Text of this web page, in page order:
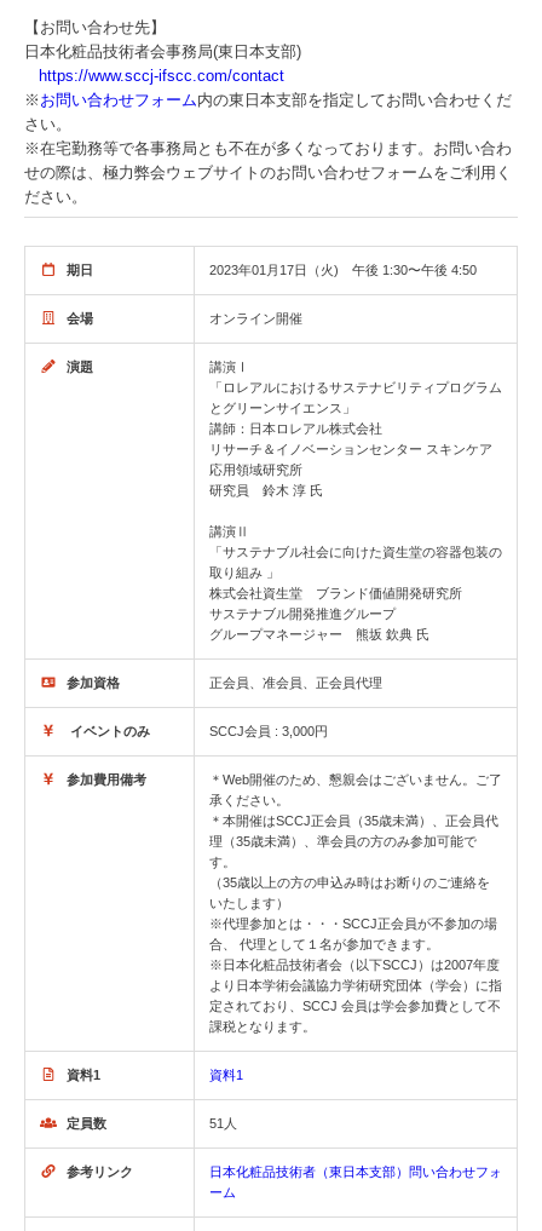
【お問い合わせ先】
日本化粧品技術者会事務局(東日本支部)
https://www.sccj-ifscc.com/contact
※ お問い合わせフォーム内の東日本支部を指定してお問い合わせくだ
さい。
※在宅勤務等で各事務局とも不在が多くなっております。お問い合わ
せの際は、極力弊会ウェブサイトのお問い合わせフォームをご利用く
ださい。
期日 2023年01月17日（火) 午後 1:30〜午後 4:50
会場 オンライン開催
演題
講演Ⅰ
「ロレアルにおけるサステナビリティプログラム
とグリーンサイエンス」
講師：日本ロレアル株式会社
リサーチ＆イノベーションセンター スキンケア
応用領域研究所
研究員 鈴木 淳 氏
講演Ⅱ
「サステナブル社会に向けた資生堂の容器包装の
取り組み 」
株式会社資生堂 ブランド価値開発研究所
サステナブル開発推進グループ
グループマネージャー 熊坂 欽典 氏
参加資格 正会員、准会員、正会員代理
イベントのみ SCCJ会員 : 3,000円
参加費用備考
＊Web開催のため、懇親会はございません。ご了
承ください。
＊本開催はSCCJ正会員（35歳未満）、正会員代
理（35歳未満）、準会員の方のみ参加可能で
す。
（35歳以上の方の申込み時はお断りのご連絡を
いたします）
※代理参加とは・・・SCCJ正会員が不参加の場
合、 代理として１名が参加できます。
※日本化粧品技術者会（以下SCCJ）は2007年度
より日本学術会議協力学術研究団体（学会）に指
定されており、SCCJ 会員は学会参加費として不
課税となります。
資料1 資料1
定員数 51人
参考リンク
日本化粧品技術者（東日本支部）問い合わせフォ
ーム